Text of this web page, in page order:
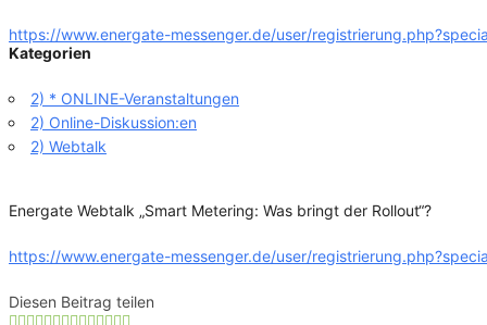
https://www.energate-messenger.de/user/
Kategorien
2) * ONLINE-Veranstaltungen
2) Online-Diskussion:en
2) Webtalk
Energate Webtalk „Smart Metering: Was bringt der Rollout“?
https://www.energate-messenger.de/user/
Diesen Beitrag teilen